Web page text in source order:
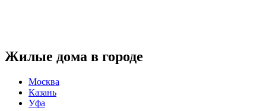
Жилые дома в городе
Москва
Казань
Уфа